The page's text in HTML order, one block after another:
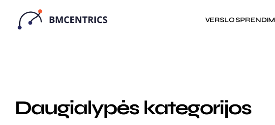
VERSLO
Daugialypės kategorijos